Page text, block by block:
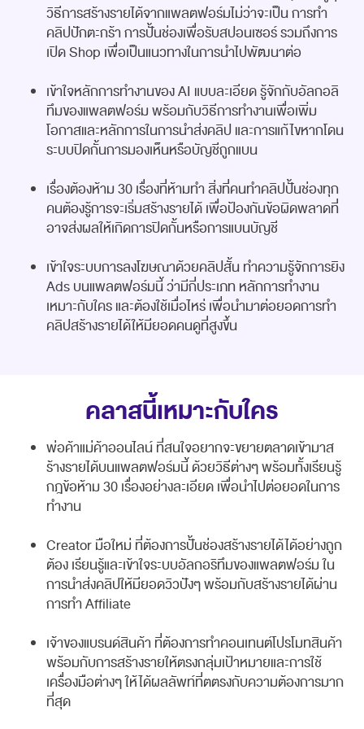
วิธีการสร้างรายได้จากแพลตฟอร์มไม่ว่าจะเป็น การทำ
คลิปปักตะกร้า การปั้นช่องเพื่อรับสปอนเซอร์ รวมถึงการ
เปิด Shop เพื่อเป็นแนวทางในการนำไปพัฒนาต่อ
เข้าใจหลักการทำงานของ AI แบบละเอียด รู้จักกับอัลกอลิ
ทึมของแพลตฟอร์ม พร้อมกับวิธีการทำงานเพื่อเพิ่ม
โอกาสและหลักการในการนำส่งคลิป และการแก้ไขหากโดน
ระบบปิดกั้นการมองเห็นหรือบัญชีถูกแบน
เรื่องต้องห้าม 30 เรื่องที่ห้ามทำ สิ่งที่คนทำคลิปปั้นช่องทุก
คนต้องรู้การจะเริ่มสร้างรายได้ เพื่อป้องกันข้อผิดพลาดที่
อาจส่งผลให้เกิดการปิดกั้นหรือการแบนบัญชี
เข้าใจระบบการลงโฆษณาด้วยคลิปสั้น ทำความรู้จักการยิง
Ads บนแพลตฟอร์มนี้ ว่ามีกี่ประเภท หลักการทำงาน
เหมาะกับใคร และต้องใช้เมื่อไหร่ เพื่อนำมาต่อยอดการทำ
คลิปสร้างรายได้ให้มียอดคนดูที่สูงขึ้น
คลาสนี้เหมาะกับใคร
พ่อค้าแม่ค้าออนไลน์ ที่สนใจอยากจะขยายตลาดเข้ามาส
ร้างรายได้บนแพลตฟอร์มนี้ ด้วยวิธีต่างๆ พร้อมทั้งเรียนรู้
กฎข้อห้าม 30 เรื่องอย่างละเอียด เพื่อนำไปต่อยอดในการ
ทำงาน
Creator มือใหม่ ที่ต้องการปั้นช่องสร้างรายได้ได้อย่างถูก
ต้อง เรียนรู้และเข้าใจระบบอัลกอริทึมของแพลตฟอร์ม ใน
การนำส่งคลิปให้มียอดวิวปังๆ พร้อมกับสร้างรายได้ผ่าน
การทำ Affiliate
เจ้าของแบรนด์สินค้า ที่ต้องการทำคอนเทนต์โปรโมทสินค้า
พร้อมกับการสร้างรายให้ตรงกลุ่มเป้าหมายและการใช้
เครื่องมือต่างๆ ให้ได้ผลลัพท์ที่ตตรงกับความต้องการมาก
ที่สุด